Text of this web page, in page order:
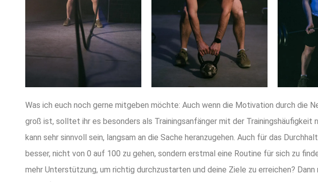
Was ich euch noch gerne mitgeben möchte: Auch wenn die Motivation durch die
groß ist, solltet ihr es besonders als Trainingsanfänger mit der Trainingshäufigkeit
kann sehr sinnvoll sein, langsam an die Sache heranzugehen. Auch für das
besser, nicht von 0 auf 100 zu gehen, sondern erstmal eine Routine für sich zu
mehr Unterstützung, um richtig durchzustarten und deine Ziele zu erreichen? Dann